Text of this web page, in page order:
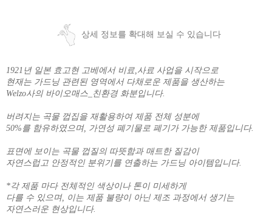
상세 정보를 확대해 보실 수 있습니다
1921년 일본 효고현 고베에서 비료,사료 사업을 시작으로
현재는 가드닝 관련된 영역에서 다채로운 제품을 생산하는
Welzo사의 바이오매스_친환경 화분입니다.
버려지는 곡물 껍집을 재활용하여 제품 전체 성분에
50%를 함유하였으며, 가연성 폐기물로 폐기가 가능한 제품입니다.
표면에 보이는 곡물 껍질의 따뜻함과 매트한 질감이
자연스럽고 안정적인 분위기를 연출하는 가드닝 아이템입니다.
*각 제품 마다 전체적인 색상이나 톤이 미세하게
다를 수 있으며, 이는 제품 불량이 아닌 제조 과정에서 생기는
자연스러운 현상입니다.